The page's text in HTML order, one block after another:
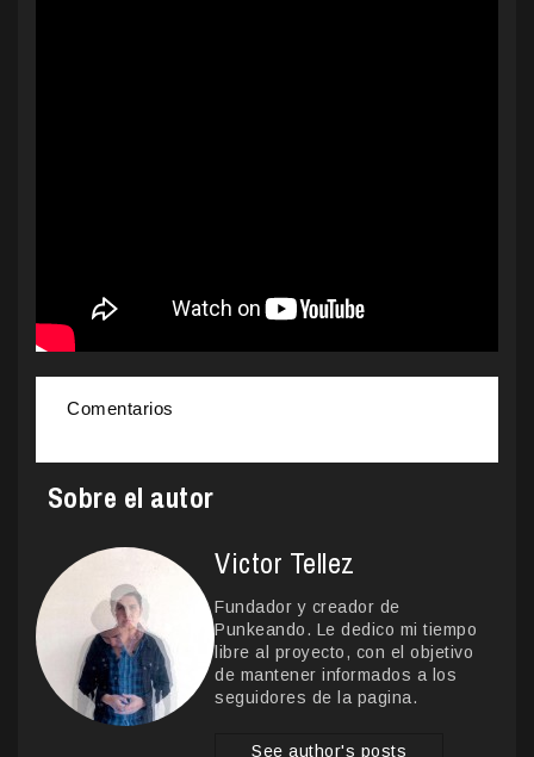
Comentarios
Sobre el autor
Victor Tellez
Fundador y creador de
Punkeando. Le dedico mi tiempo
libre al proyecto, con el objetivo
de mantener informados a los
seguidores de la pagina.
See author's posts